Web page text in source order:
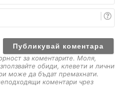
е
E
a
за коментарите. Моля,
обиди, клевети и лични
може да бъдат премахнати.
коментари чрез